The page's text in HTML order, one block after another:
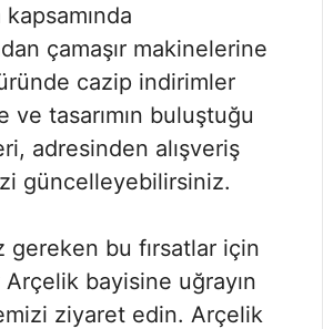
çamaşır makinelerine
cazip indirimler
ve tasarımın buluştuğu
adresinden alışveriş
güncelleyebilirsiniz.
gereken bu fırsatlar için
bayisine uğrayın
ziyaret edin. Arçelik